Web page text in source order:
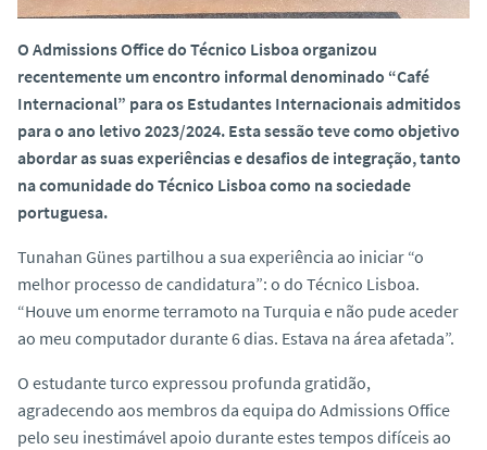
O Admissions Office do Técnico Lisboa organizou
recentemente um encontro informal denominado “Café
Internacional” para os Estudantes Internacionais admitidos
para o ano letivo 2023/2024. Esta sessão teve como objetivo
abordar as suas experiências e desafios de integração, tanto
na comunidade do Técnico Lisboa como na sociedade
portuguesa.
Tunahan Günes partilhou a sua experiência ao iniciar “o
melhor processo de candidatura”: o do Técnico Lisboa.
“Houve um enorme terramoto na Turquia e não pude aceder
ao meu computador durante 6 dias. Estava na área afetada”.
O estudante turco expressou profunda gratidão,
agradecendo aos membros da equipa do Admissions Office
pelo seu inestimável apoio durante estes tempos difíceis ao